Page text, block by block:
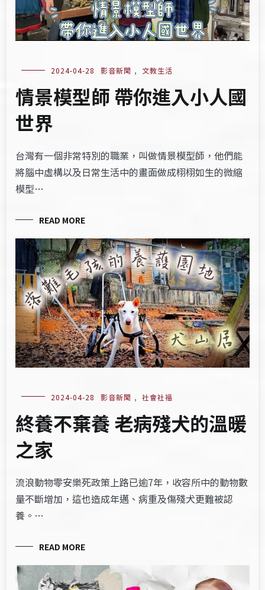
2024-04-28 影音新聞 , 文教生活
情景模型師 帶你進入小人國
世界
台灣有一個非常特別的職業，叫做情景模型師，他們能
將腦中虛構以及日常生活中的畫面做成栩栩如生的微縮
模型…
READ MORE
2024-04-28 影音新聞 , 社會社福
終養不棄養 老病殘犬的溫暖
之家
流浪動物零安樂死政策上路已逾7年，收容所中的動物數
量不斷增加，這也造成年邁、病重及傷殘犬更難被認
養。…
READ MORE